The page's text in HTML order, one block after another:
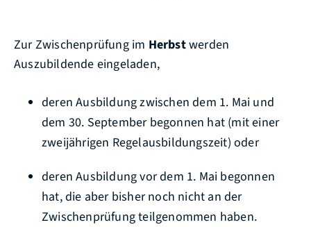
Zur Zwischenprüfung im Herbstwerden
Auszubildende eingeladen,
deren Ausbildung zwischen dem 1. Mai und
dem 30. September begonnen hat (mit einer
zweijährigen Regelausbildungszeit) oder
deren Ausbildung vor dem 1. Mai begonnen
hat, die aber bisher noch nicht an der
Zwischenprüfung teilgenommen haben.